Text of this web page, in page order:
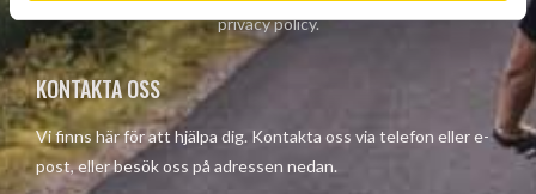
privacy policy.
KONTAKTA OSS
Vi finns här för att hjälpa dig. Kontakta oss via telefon eller e-
post, eller besök oss på adressen nedan.